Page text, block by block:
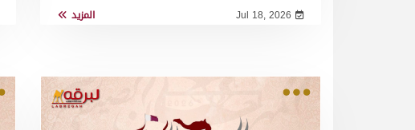
Jul 18, 2026 المزيد